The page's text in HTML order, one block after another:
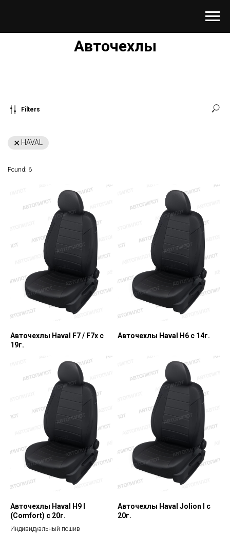
Авточехлы
Filters
HAVAL
Found: 6
Авточехлы Haval F7 / F7x с
19г.
Авточехлы Haval H6 с 14г.
Авточехлы Haval H9 I
(Comfort) с 20г.
Индивидуальный пошив
Авточехлы Haval Jolion I с
20г.